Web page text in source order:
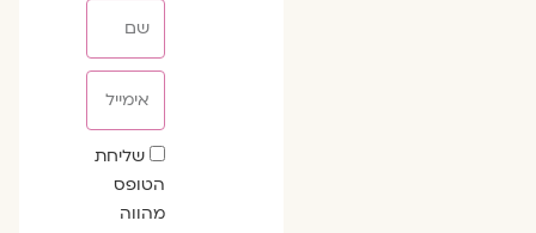
שדה
הסכמה
שליחת
הטופס
מהווה